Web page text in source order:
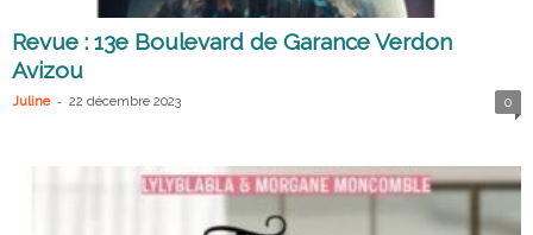
Revue : 13e Boulevard de Garance Verdon
Avizou
Juline - 22 décembre 2023 0